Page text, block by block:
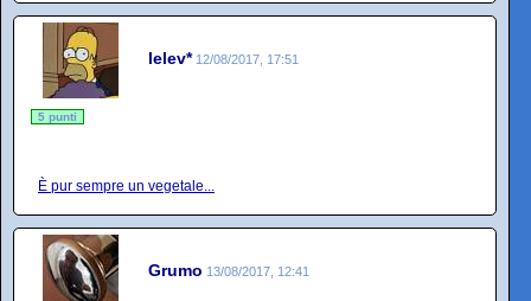
lelev* 12/08/2017, 17:51
5 punti
È pur sempre un vegetale...
Grumo 13/08/2017, 12:41